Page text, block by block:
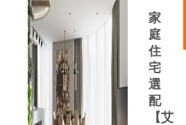
家
庭
住
宅
選
配
【艾